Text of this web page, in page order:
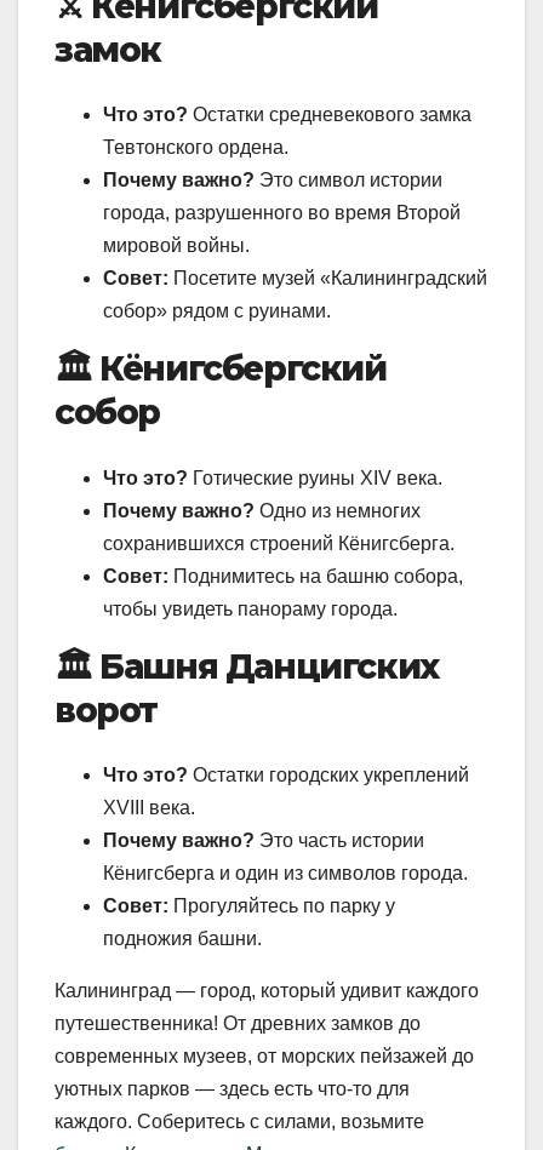
замок
Что это? Остатки средневекового замка
Тевтонского ордена.
Почему важно? Это символ истории
города, разрушенного во время Второй
мировой войны.
Совет: Посетите музей «Калининградский
собор» рядом с руинами.
🏛️ Кёнигсбергский
собор
Что это? Готические руины XIV века.
Почему важно? Одно из немногих
сохранившихся строений Кёнигсберга.
Совет: Поднимитесь на башню собора,
чтобы увидеть панораму города.
🏛️ Башня Данцигских
ворот
Что это? Остатки городских укреплений
XVIII века.
Почему важно? Это часть истории
Кёнигсберга и один из символов города.
Совет: Прогуляйтесь по парку у
подножия башни.
Калининград — город, который удивит каждого
путешественника! От древних замков до
современных музеев, от морских пейзажей до
уютных парков — здесь есть что-то для
каждого. Соберитесь с силами, возьмите